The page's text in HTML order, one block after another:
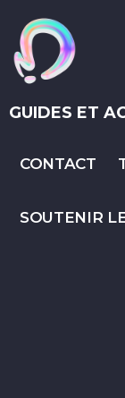
GUIDES ET
CONTACT
SOUTENIR